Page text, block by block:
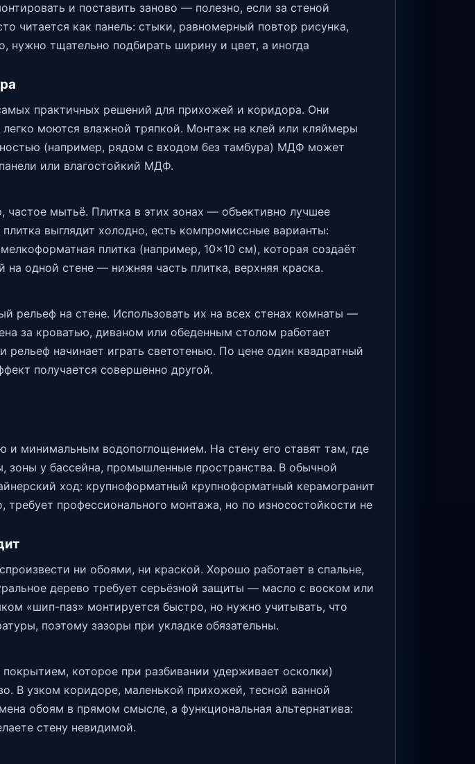
и поставить заново — полезно, если за стеной
читается как панель: стыки, равномерный повтор рисунка,
нужно тщательно подбирать ширину и цвет, а иногда
практичных решений для прихожей и коридора. Они
моются влажной тряпкой. Монтаж на клей или кляймеры
(например, рядом с входом без тамбура) МДФ может
или влагостойкий МДФ.
мытьё. Плитка в этих зонах — объективно лучшее
выглядит холодно, есть компромиссные варианты:
плитка (например, 10×10 см), которая создаёт
одной стене — нижняя часть плитка, верхняя краска.
рельеф на стене. Использовать их на всех стенах комнаты —
за кроватью, диваном или обеденным столом работает
начинает играть светотенью. По цене один квадратный
получается совершенно другой.
и минимальным водопоглощением. На стену его ставят там, где
зоны у бассейна, промышленные пространства. В обычной
ход: крупноформатный крупноформатный керамогранит
профессионального монтажа, но по износостойкости не
ни обоями, ни краской. Хорошо работает в спальне,
дерево требует серьёзной защиты — масло с воском или
«шип-паз» монтируется быстро, но нужно учитывать, что
поэтому зазоры при укладке обязательны.
которое при разбивании удерживает осколки)
В узком коридоре, маленькой прихожей, тесной ванной
обоям в прямом смысле, а функциональная альтернатива:
стену невидимой.